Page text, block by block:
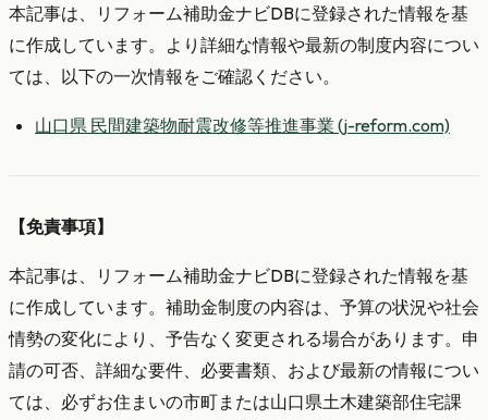
本記事は、リフォーム補助金ナビDBに登録された情報を基
に作成しています。より詳細な情報や最新の制度内容につい
ては、以下の一次情報をご確認ください。
山口県 民間建築物耐震改修等推進事業 (j-reform.com)
【免責事項】
本記事は、リフォーム補助金ナビDBに登録された情報を基
に作成しています。補助金制度の内容は、予算の状況や社会
情勢の変化により、予告なく変更される場合があります。申
請の可否、詳細な要件、必要書類、および最新の情報につい
ては、必ずお住まいの市町または山口県土木建築部住宅課